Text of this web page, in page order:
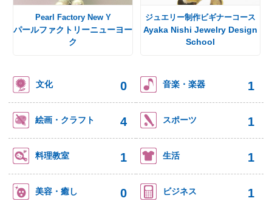
Pearl Factory New Y
パールファクトリーニューヨー
ク
ジュエリー制作ビギナーコース
Ayaka Nishi Jewelry Design
School
文化 0 音楽・楽器 1
絵画・クラフト 4 スポーツ 1
料理教室 1 生活 1
美容・癒し 0 ビジネス 1